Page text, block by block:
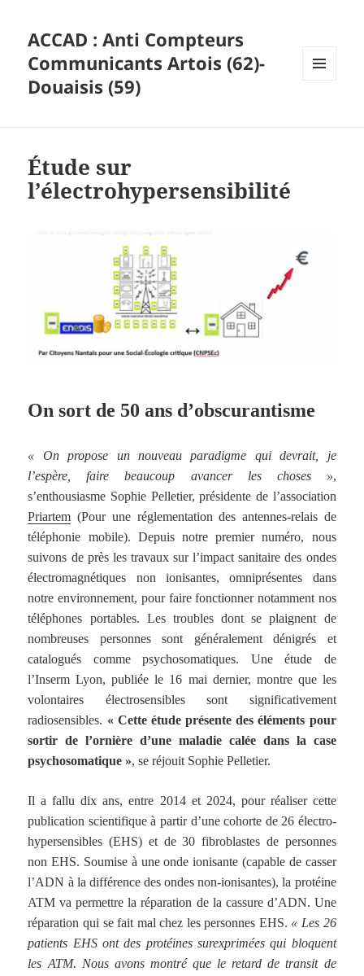
ACCAD : Anti Compteurs
Communicants Artois (62)-
Douaisis (59)
Étude sur
l’électrohypersensibilité
On sort de 50 ans d’obscurantisme
« On propose un nouveau paradigme qui devrait, je
l’espère, faire beaucoup avancer les choses »,
s’enthousiasme Sophie Pelletier, présidente de l’association
Priartem (Pour une réglementation des antennes-relais de
téléphonie mobile). Depuis notre premier numéro, nous
suivons de près les travaux sur l’impact sanitaire des ondes
électromagnétiques non ionisantes, omniprésentes dans
notre environnement, pour faire fonctionner notamment nos
téléphones portables. Les troubles dont se plaignent de
nombreuses personnes sont généralement dénigrés et
catalogués comme psychosomatiques. Une étude de
l’Inserm Lyon, publiée le 16 mai dernier, montre que les
volontaires électrosensibles sont significativement
radiosensibles. « Cette étude présente des éléments pour
sortir de l’ornière d’une maladie calée dans la case
psychosomatique », se réjouit Sophie Pelletier.
Il a fallu dix ans, entre 2014 et 2024, pour réaliser cette
publication scientifique à partir d’une cohorte de 26 électro-
hypersensibles (EHS) et de 30 fibroblastes de personnes
non EHS. Soumise à une onde ionisante (capable de casser
l’ADN à la différence des ondes non-ionisantes), la protéine
ATM va permettre la réparation de la cassure d’ADN. Une
réparation qui se fait mal chez les personnes EHS. « Les 26
patients EHS ont des protéines surexprimées qui bloquent
les ATM. Nous avons montré que le retard de transit de